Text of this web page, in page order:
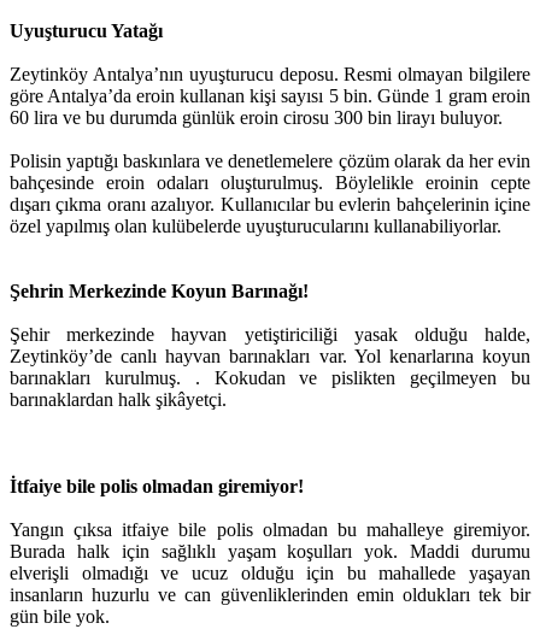
Uyuşturucu Yatağı
Zeytinköy Antalya’nın uyuşturucu deposu. Resmi olmayan bilgilere
göre Antalya’da eroin kullanan kişi sayısı 5 bin. Günde 1 gram eroin
60 lira ve bu durumda günlük eroin cirosu 300 bin lirayı buluyor.
Polisin yaptığı baskınlara ve denetlemelere çözüm olarak da her evin
bahçesinde eroin odaları oluşturulmuş. Böylelikle eroinin cepte
dışarı çıkma oranı azalıyor. Kullanıcılar bu evlerin bahçelerinin içine
özel yapılmış olan kulübelerde uyuşturucularını kullanabiliyorlar.
Şehrin Merkezinde Koyun Barınağı!
Şehir merkezinde hayvan yetiştiriciliği yasak olduğu halde,
Zeytinköy’de canlı hayvan barınakları var. Yol kenarlarına koyun
barınakları kurulmuş. . Kokudan ve pislikten geçilmeyen bu
barınaklardan halk şikâyetçi.
İtfaiye bile polis olmadan giremiyor!
Yangın çıksa itfaiye bile polis olmadan bu mahalleye giremiyor.
Burada halk için sağlıklı yaşam koşulları yok. Maddi durumu
elverişli olmadığı ve ucuz olduğu için bu mahallede yaşayan
insanların huzurlu ve can güvenliklerinden emin oldukları tek bir
gün bile yok.